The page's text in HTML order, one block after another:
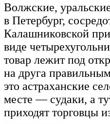
Волжские,
в Петербург,
Калашниковской
виде
товар лежит под
на друга
это астраханские
месте — судаки, а
приходят торговцы